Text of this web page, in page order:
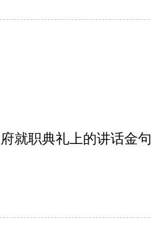
就职典礼上的讲话金句